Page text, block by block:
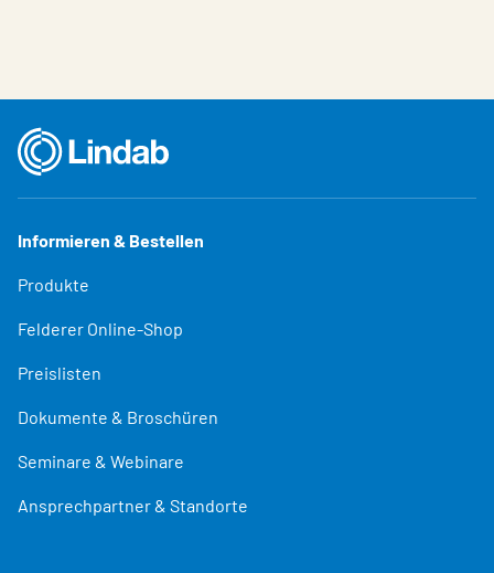
Informieren & Bestellen
Produkte
Felderer Online-Shop
Preislisten
Dokumente & Broschüren
Seminare & Webinare
Ansprechpartner & Standorte